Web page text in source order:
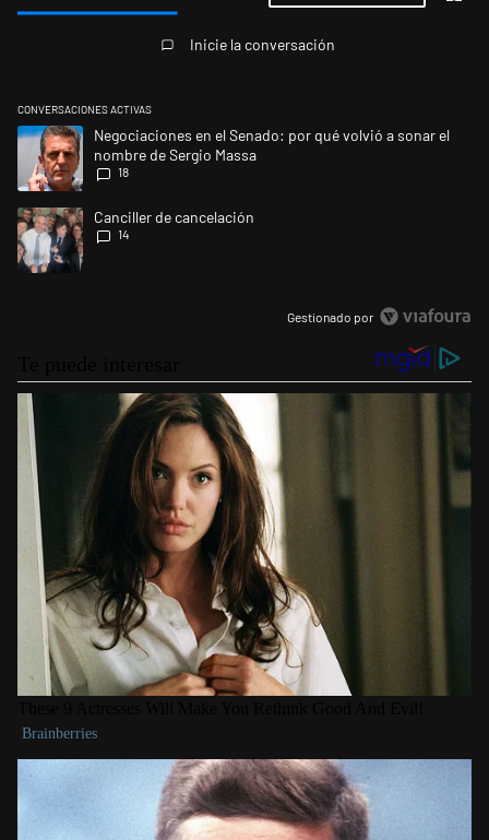
Inicie la conversación
CONVERSACIONES ACTIVAS
Este listado muestra los artículos con más comentarios en los últimos
Un artículo de tendencia con el título "Negociaciones en el Senado:
Negociaciones en el Senado: por qué volvió a sonar el
nombre de Sergio Massa
18
Un artículo de tendencia con el título "Canciller de cancelación" con 14
Canciller de cancelación
14
Gestionado por